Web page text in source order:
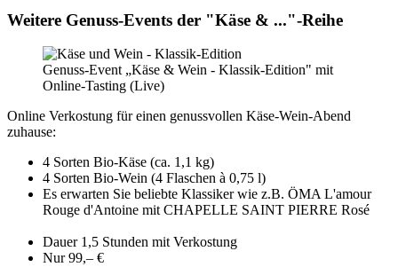
Weitere Genuss-Events der "Käse & ..."-Reihe
Genuss-Event „Käse & Wein - Klassik-Edition" mit
Online-Tasting (Live)
Online Verkostung für einen genussvollen Käse-Wein-Abend
zuhause:
4 Sorten Bio-Käse (ca. 1,1 kg)
4 Sorten Bio-Wein (4 Flaschen à 0,75 l)
Es erwarten Sie beliebte Klassiker wie z.B. ÖMA L'amour
Rouge d'Antoine mit CHAPELLE SAINT PIERRE Rosé
Dauer 1,5 Stunden mit Verkostung
Nur 99,– €